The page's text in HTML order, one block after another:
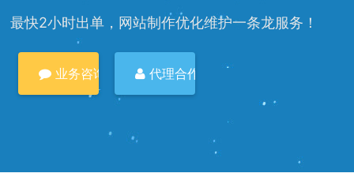
最快2小时出单，网站制作优化维护一条龙服务！
业务咨询 代理合作